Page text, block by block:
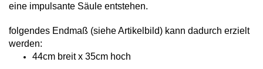
eine impulsante Säule entstehen.
folgendes Endmaß (siehe Artikelbild) kann dadurch erzielt
werden:
44cm breit x 35cm hoch